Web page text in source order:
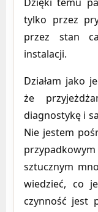
tylko przez
przez stan
instalacji.
Działam jako
że
diagnostykę i
Nie jestem
sztucznym
wiedzieć, co
czynność jest